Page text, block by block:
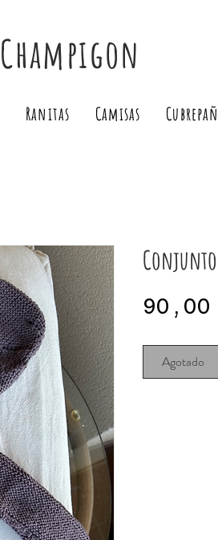
Champigon
Ranitas Camisas
Agotado